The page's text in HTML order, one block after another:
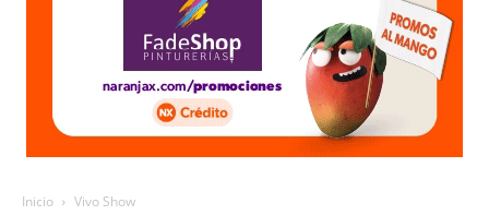
Inicio Vivo Show